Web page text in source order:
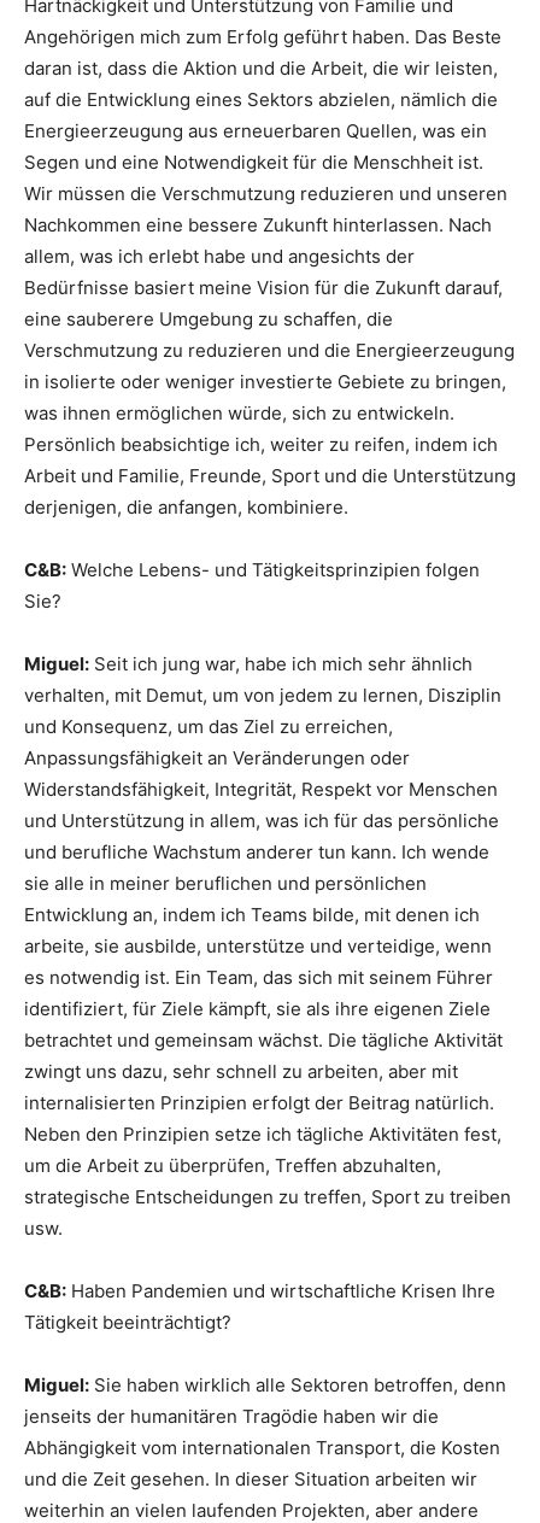
Hartnäckigkeit und Unterstützung von Familie und
Angehörigen mich zum Erfolg geführt haben. Das Beste
daran ist, dass die Aktion und die Arbeit, die wir leisten,
auf die Entwicklung eines Sektors abzielen, nämlich die
Energieerzeugung aus erneuerbaren Quellen, was ein
Segen und eine Notwendigkeit für die Menschheit ist.
Wir müssen die Verschmutzung reduzieren und unseren
Nachkommen eine bessere Zukunft hinterlassen. Nach
allem, was ich erlebt habe und angesichts der
Bedürfnisse basiert meine Vision für die Zukunft darauf,
eine sauberere Umgebung zu schaffen, die
Verschmutzung zu reduzieren und die Energieerzeugung
in isolierte oder weniger investierte Gebiete zu bringen,
was ihnen ermöglichen würde, sich zu entwickeln.
Persönlich beabsichtige ich, weiter zu reifen, indem ich
Arbeit und Familie, Freunde, Sport und die Unterstützung
derjenigen, die anfangen, kombiniere.
C&B: Welche Lebens- und Tätigkeitsprinzipien folgen
Sie?
Miguel: Seit ich jung war, habe ich mich sehr ähnlich
verhalten, mit Demut, um von jedem zu lernen, Disziplin
und Konsequenz, um das Ziel zu erreichen,
Anpassungsfähigkeit an Veränderungen oder
Widerstandsfähigkeit, Integrität, Respekt vor Menschen
und Unterstützung in allem, was ich für das persönliche
und berufliche Wachstum anderer tun kann. Ich wende
sie alle in meiner beruflichen und persönlichen
Entwicklung an, indem ich Teams bilde, mit denen ich
arbeite, sie ausbilde, unterstütze und verteidige, wenn
es notwendig ist. Ein Team, das sich mit seinem Führer
identifiziert, für Ziele kämpft, sie als ihre eigenen Ziele
betrachtet und gemeinsam wächst. Die tägliche Aktivität
zwingt uns dazu, sehr schnell zu arbeiten, aber mit
internalisierten Prinzipien erfolgt der Beitrag natürlich.
Neben den Prinzipien setze ich tägliche Aktivitäten fest,
um die Arbeit zu überprüfen, Treffen abzuhalten,
strategische Entscheidungen zu treffen, Sport zu treiben
usw.
C&B: Haben Pandemien und wirtschaftliche Krisen Ihre
Tätigkeit beeinträchtigt?
Miguel: Sie haben wirklich alle Sektoren betroffen, denn
jenseits der humanitären Tragödie haben wir die
Abhängigkeit vom internationalen Transport, die Kosten
und die Zeit gesehen. In dieser Situation arbeiten wir
weiterhin an vielen laufenden Projekten, aber andere